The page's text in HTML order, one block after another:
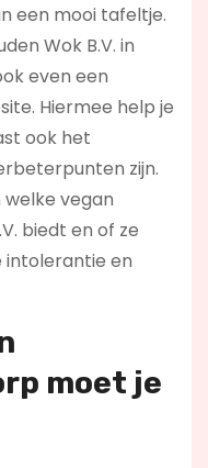
een mooi tafeltje.
Wok B.V. in
even een
Hiermee help je
ook het
zijn.
welke vegan
biedt en of ze
intolerantie en
moet je